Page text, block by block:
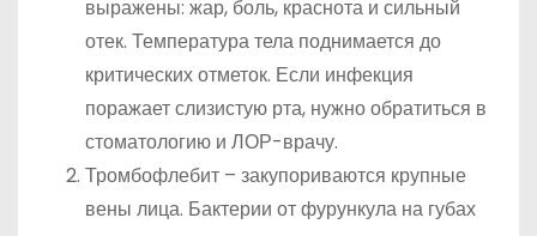
выражены: жар, боль, краснота и сильный
отек. Температура тела поднимается до
критических отметок. Если инфекция
поражает слизистую рта, нужно обратиться в
стоматологию и ЛОР-врачу.
Тромбофлебит – закупориваются крупные
вены лица. Бактерии от фурункула на губах